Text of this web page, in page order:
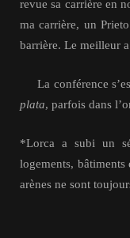
revue sa carrière en
ma carrière, un
barrière. Le meilleur
La conférence
plata, parfois dans
*Lorca a subi un
logements,
arènes ne